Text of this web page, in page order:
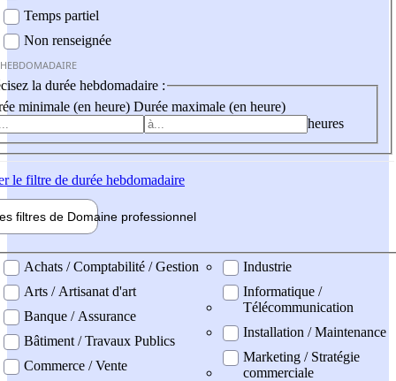
Temps partiel
Non renseignée
la durée hebdomadaire :
minimale (en heure) Durée maximale (en heure)
heures
le filtre de durée hebdomadaire
filtres de Domaine professionnel
professionel
Achats / Comptabilité / Gestion
Arts / Artisanat d'art
Banque / Assurance
Bâtiment / Travaux Publics
Commerce / Vente
Industrie
Informatique /
Télécommunication
Installation / Maintenance
Marketing / Stratégie
commerciale